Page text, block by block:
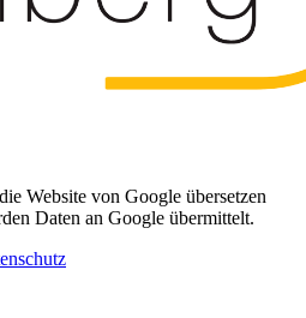
Website von Google übersetzen
Daten an Google übermittelt.